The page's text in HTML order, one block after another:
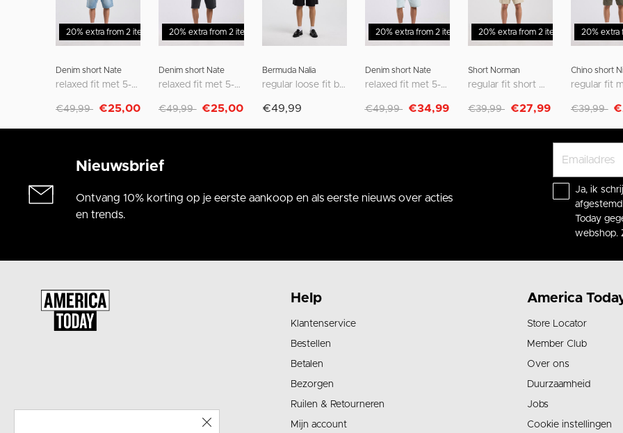
20% extra from 2 items Sale - 50%
Denim short Nate
relaxed fit met 5-pocket design
Afgeprijsd van
€49,99 naar
€25,00
20% extra from 2 items Sale - 50%
Denim short Nate
relaxed fit met 5-pocket design
Afgeprijsd van
€49,99 naar
€25,00
Bermuda Nalia
regular loose fit bermuda met medium waist
€49,99
20% extra from 2 items Sale - 30%
Denim short Nate
relaxed fit met 5-pocket design
Afgeprijsd van
€49,99 naar
€34,99
20% extra from 2 items Sale - 30%
Short Norman
regular fit short met voor- en achterzakken
Afgeprijsd van
€39,99 naar
€27,99
20% extra
Chino short
Afgeprijsd
€39,99
Nieuwsbrief
Ontvang 10% korting op je eerste aankoop en als eerste nieuws over acties
en trends.
Ja, ik
Today
webshop.
Help
Klantenservice
Bestellen
Betalen
Bezorgen
Ruilen & Retourneren
Mijn account
America
Store Locator
Member Club
Over ons
Duurzaamheid
Jobs
Cookie instellingen